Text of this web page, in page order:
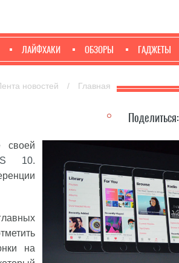
ЛАЙФХАКИ ОБЗОРЫ ГАДЖЕТЫ
новостей / Главная
Поделиться:
своей
10.
на